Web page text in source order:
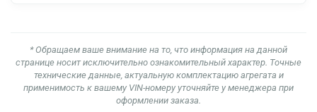
* Обращаем ваше внимание на то, что информация на данной
странице носит исключительно ознакомительный характер. Точные
технические данные, актуальную комплектацию агрегата и
применимость к вашему VIN-номеру уточняйте у менеджера при
оформлении заказа.